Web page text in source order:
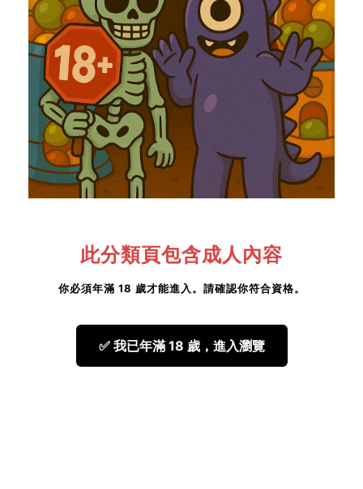
此分類頁包含成人內容
你必須年滿 18 歲才能進入。請確認你符合資格。
✅ 我已年滿 18 歲，進入瀏覽